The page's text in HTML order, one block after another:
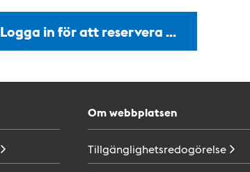
Logga in för att reservera …
Om webbplatsen
Tillgänglighetsredogörelse